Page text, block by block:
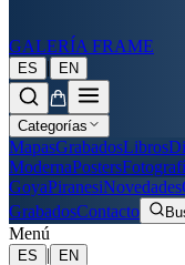
GALERÍA FRAME
ES | EN
Categorías
MapasGrabadosLibros
ModernaPosters
GoyaPiranesiNovedades
GrabadosContacto
Menú
ES |
EN